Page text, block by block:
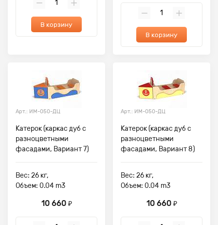
В корзину
В корзину
Арт.: ИМ-050-ДЦ
Катерок (каркас дуб с
разноцветными
фасадами, Вариант 7)
Вес: 26 кг,
Объем: 0.04 m3
10 660 ₽
Арт.: ИМ-050-ДЦ
Катерок (каркас дуб с
разноцветными
фасадами, Вариант 8)
Вес: 26 кг,
Объем: 0.04 m3
10 660 ₽